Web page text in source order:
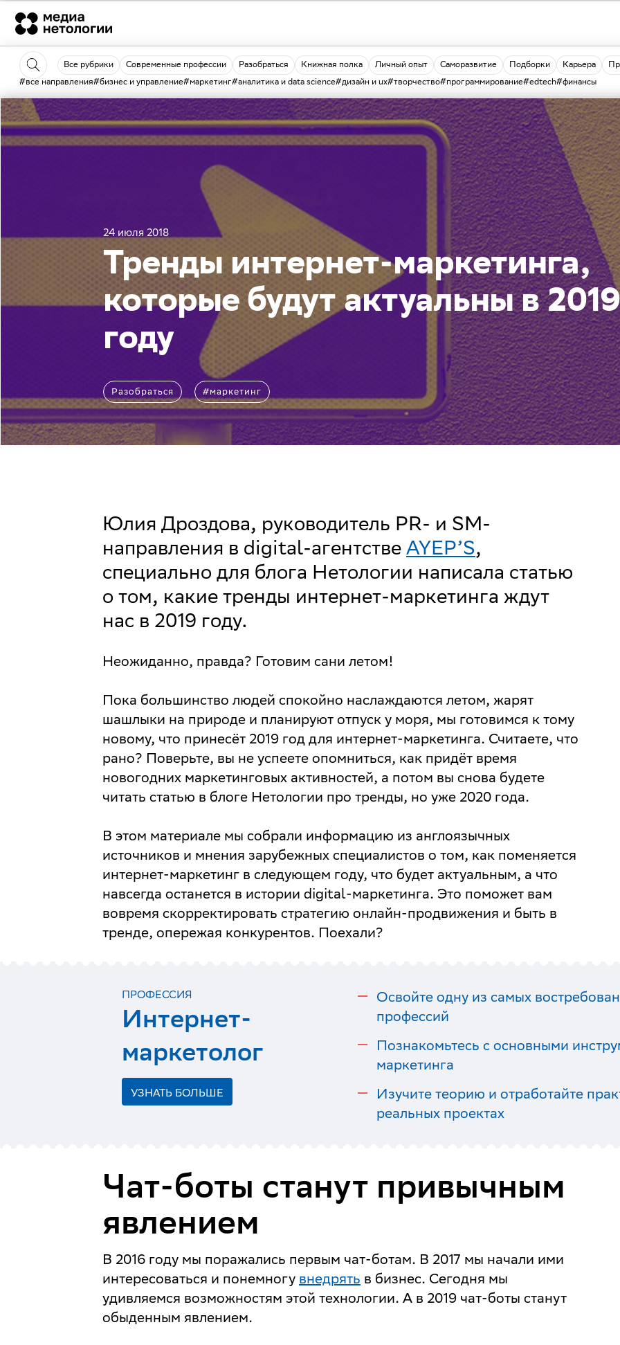
Все рубрики Современные профессии Разобраться Книжная полка Личный опыт Саморазвитие Подборки Карьера
#все направления#бизнес и управление#маркетинг#аналитика и data science#дизайн и ux#творчество#программирование#edtech#финансы
24 июля 2018
Тренды интернет-маркетинга,
которые будут актуальны в 2019
году
Разобраться #маркетинг
Юлия Дроздова, руководитель PR- и SM-
направления в digital-агентстве AYEP’S,
специально для блога Нетологии написала статью
о том, какие тренды интернет-маркетинга ждут
нас в 2019 году.
Неожиданно, правда? Готовим сани летом!
Пока большинство людей спокойно наслаждаются летом, жарят
шашлыки на природе и планируют отпуск у моря, мы готовимся к тому
новому, что принесёт 2019 год для интернет-маркетинга. Считаете, что
рано? Поверьте, вы не успеете опомниться, как придёт время
новогодних маркетинговых активностей, а потом вы снова будете
читать статью в блоге Нетологии про тренды, но уже 2020 года.
В этом материале мы собрали информацию из англоязычных
источников и мнения зарубежных специалистов о том, как поменяется
интернет-маркетинг в следующем году, что будет актуальным, а что
навсегда останется в истории digital-маркетинга. Это поможет вам
вовремя скорректировать стратегию онлайн-продвижения и быть в
тренде, опережая конкурентов. Поехали?
ПРОФЕССИЯ
Интернет-
маркетолог
УЗНАТЬ БОЛЬШЕ
Освойте одну из самых
профессий
Познакомьтесь с основными
маркетинга
Изучите теорию и отработайте
реальных проектах
Чат-боты станут привычным
явлением
В 2016 году мы поражались первым чат-ботам. В 2017 мы начали ими
интересоваться и понемногу внедрять в бизнес. Сегодня мы
удивляемся возможностям этой технологии. А в 2019 чат-боты станут
обыденным явлением.